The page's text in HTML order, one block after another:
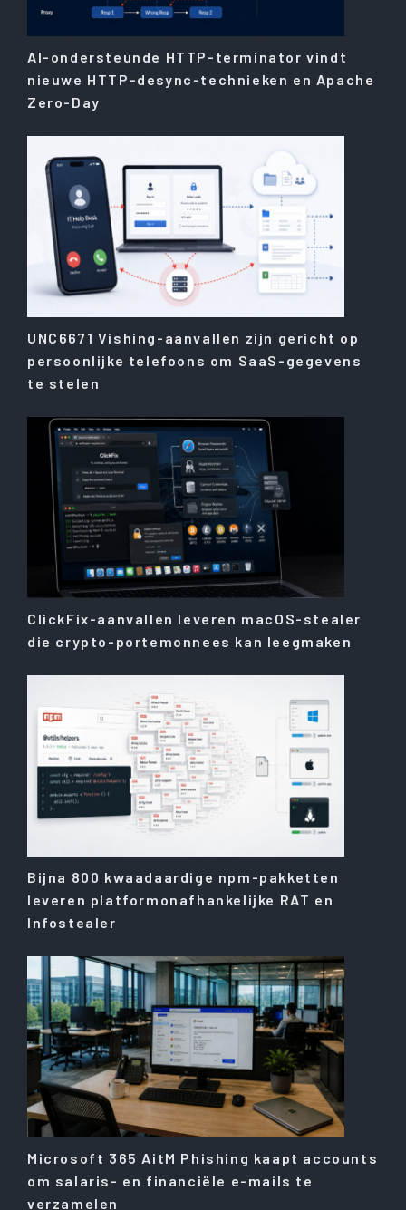
AI-ondersteunde HTTP-terminator vindt
nieuwe HTTP-desync-technieken en Apache
Zero-Day
UNC6671 Vishing-aanvallen zijn gericht op
persoonlijke telefoons om SaaS-gegevens
te stelen
ClickFix-aanvallen leveren macOS-stealer
die crypto-portemonnees kan leegmaken
Bijna 800 kwaadaardige npm-pakketten
leveren platformonafhankelijke RAT en
Infostealer
Microsoft 365 AitM Phishing kaapt accounts
om salaris- en financiële e-mails te
verzamelen